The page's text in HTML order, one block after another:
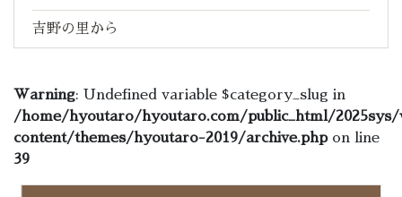
吉野の里から
Warning: Undefined variable $category_slug in
/home/hyoutaro/hyoutaro.com/public_html/2025sys/
content/themes/hyoutaro-2019/archive.phpon line
39